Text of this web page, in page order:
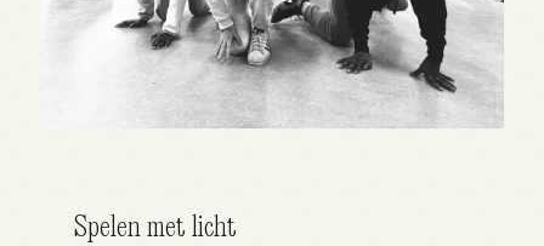
Spelen met licht